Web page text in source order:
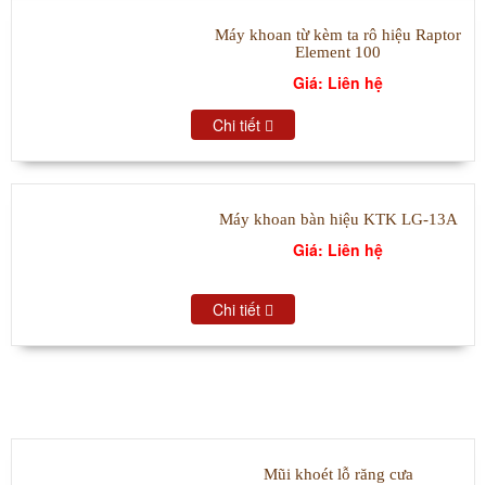
Máy khoan từ kèm ta rô hiệu Raptor
Element 100
Giá: Liên hệ
Chi tiết
Máy khoan bàn hiệu KTK LG-13A
Giá: Liên hệ
Chi tiết
Mũi khoét lỗ răng cưa